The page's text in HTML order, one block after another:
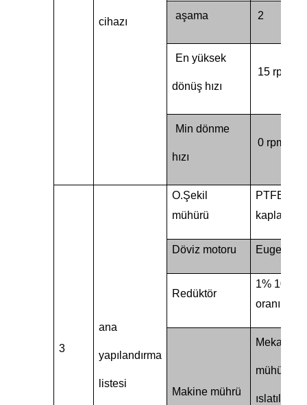
cihazı
aşama 2
En yüksek
dönüş hızı
15 rpm
Min dönme
hızı
0 rpm
3
ana
yapılandırma
listesi
O.Şekil
mühürü
PTFE ile
kaplanmış
Döviz motoru Eugene.
Redüktör
1% 100
oranı
Makine mührü
Mekanik
ıslatılmış